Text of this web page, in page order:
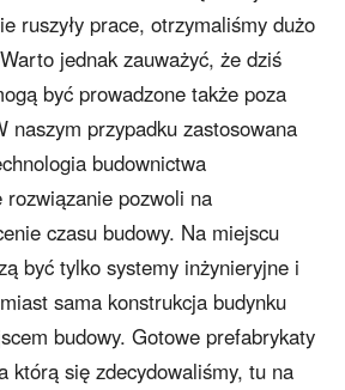
ruszyły prace, otrzymaliśmy dużo
jednak zauważyć, że dziś
być prowadzone także poza
naszym przypadku zastosowana
budownictwa
rozwiązanie pozwoli na
czasu budowy. Na miejscu
być tylko systemy inżynieryjne i
sama konstrukcja budynku
budowy. Gotowe prefabrykaty
którą się zdecydowaliśmy, tu na